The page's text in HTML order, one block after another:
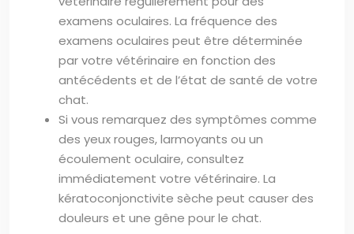
examens oculaires. La fréquence des
examens oculaires peut être déterminée
par votre vétérinaire en fonction des
antécédents et de l’état de santé de votre
chat.
Si vous remarquez des symptômes comme
des yeux rouges, larmoyants ou un
écoulement oculaire, consultez
immédiatement votre vétérinaire. La
kératoconjonctivite sèche peut causer des
douleurs et une gêne pour le chat.